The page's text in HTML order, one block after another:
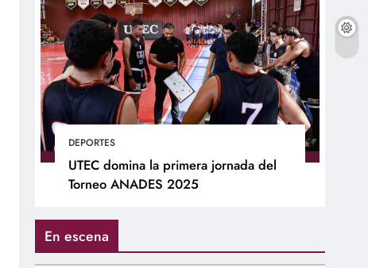
DEPORTES
UTEC domina la primera jornada del
Torneo ANADES 2025
En escena